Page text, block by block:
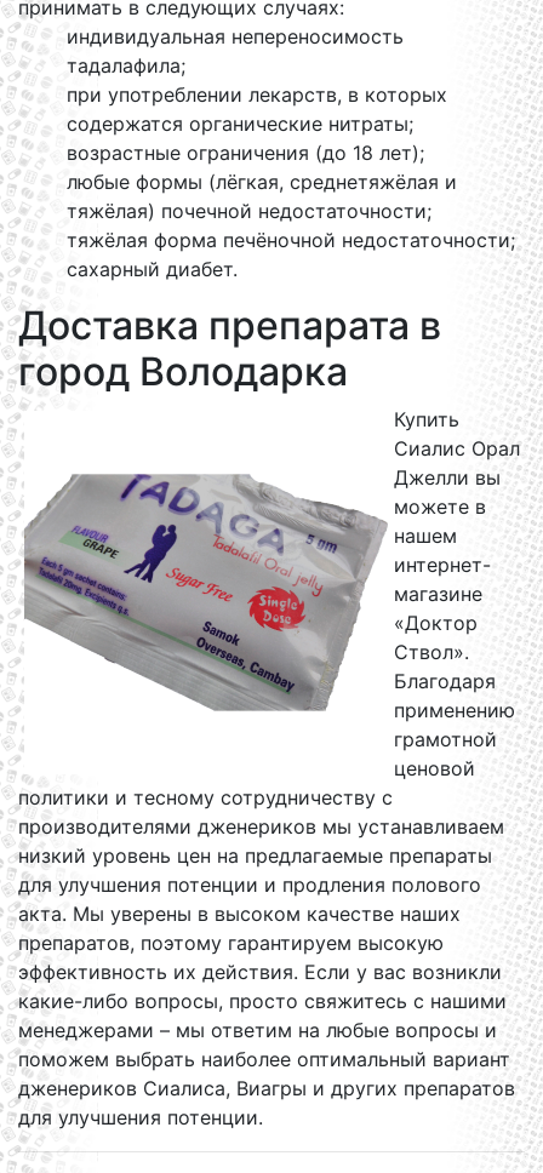
принимать в следующих случаях:
индивидуальная непереносимость
тадалафила;
при употреблении лекарств, в которых
содержатся органические нитраты;
возрастные ограничения (до 18 лет);
любые формы (лёгкая, среднетяжёлая и
тяжёлая) почечной недостаточности;
тяжёлая форма печёночной недостаточности;
сахарный диабет.
Доставка препарата в
город Володарка
Купить
Сиалис Орал
Джелли вы
можете в
нашем
интернет-
магазине
«Доктор
Ствол».
Благодаря
применению
грамотной
ценовой
политики и тесному сотрудничеству с
производителями дженериков мы устанавливаем
низкий уровень цен на предлагаемые препараты
для улучшения потенции и продления полового
акта. Мы уверены в высоком качестве наших
препаратов, поэтому гарантируем высокую
эффективность их действия. Если у вас возникли
какие-либо вопросы, просто свяжитесь с нашими
менеджерами – мы ответим на любые вопросы и
поможем выбрать наиболее оптимальный вариант
дженериков Сиалиса, Виагры и других препаратов
для улучшения потенции.